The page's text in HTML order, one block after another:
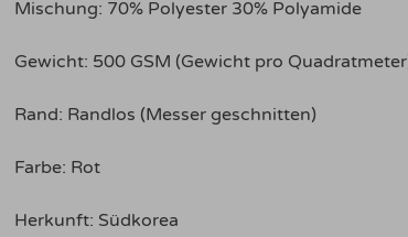
Mischung: 70% Polyester 30% Polyamide
Gewicht: 500 GSM (Gewicht pro
Rand: Randlos (Messer geschnitten)
Farbe: Rot
Herkunft: Südkorea